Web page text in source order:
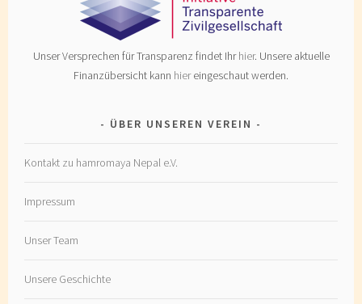
Unser Versprechen für Transparenz findet Ihrhier. Unsere aktuelle
Finanzübersicht kann hiereingeschaut werden.
ÜBER UNSEREN VEREIN
Kontakt zu hamromaya Nepal e.V.
Impressum
Unser Team
Unsere Geschichte